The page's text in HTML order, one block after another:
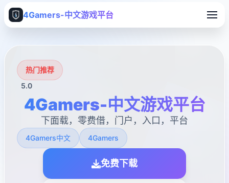
4Gamers-中文游戏平台
热门推荐
5.0
4Gamers-中文游戏平台
下面载，零费借，门户，入口，平台
4Gamers中文 4Gamers
免费下载